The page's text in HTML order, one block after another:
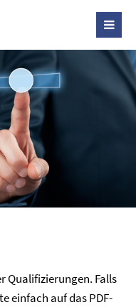
Qualifizierungen. Falls
einfach auf das PDF-